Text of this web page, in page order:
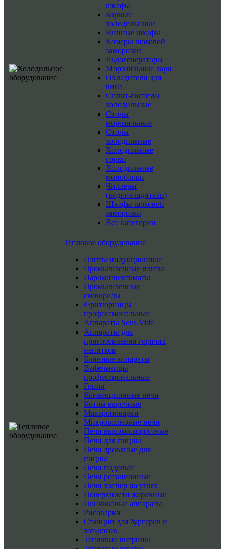
шкафы
Барные
холодильники
Винные шкафы
Камеры шоковой
заморозки
Льдогенераторы
Морозильные лари
Охладители для
вина
Сплит-системы
холодильные
Столы
морозильные
Столы
холодильные
Холодильные
горки
Холодильные
моноблоки
Чиллеры
(водоохладители)
Шкафы шоковой
заморозки
Все категории
Тепловое оборудование
Плиты индукционные
Промышленные плиты
Пароконвектоматы
Промышленные
сковороды
Фритюрницы
профессиональные
Аппараты Sous Vide
Аппараты для
приготовления горячих
напитков
Блинные аппараты
Вафельницы
профессиональные
Грили
Конвекционные печи
Котлы варочные
Макароноварки
Микроволновые печи
Печи высокоскоростные
Печи для пиццы
Печи дровяные для
пиццы
Печи подовые
Печи ротационные
Печи хоспер на углях
Поверхности жарочные
Пончиковые аппараты
Рисоварки
Станции для бургеров и
хот-догов
Тепловые витрины